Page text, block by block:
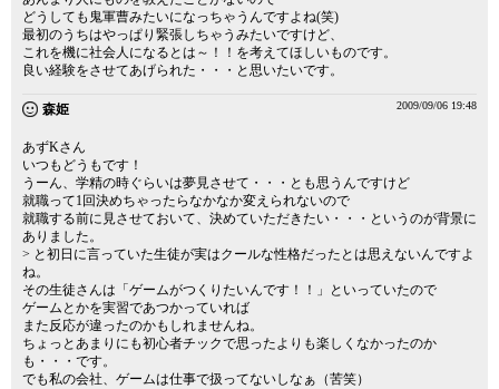
どうしても鬼軍曹みたいになっちゃうんですよね(笑)
最初のうちはやっぱり緊張しちゃうみたいですけど、
これを機に社会人になるとは～！！を考えてほしいものです。
良い経験をさせてあげられた・・・と思いたいです。
森姫 2009/09/06 19:48
あずKさん
いつもどうもです！
うーん、学精の時ぐらいは夢見させて・・・とも思うんですけど
就職って1回決めちゃったらなかなか変えられないので
就職する前に見させておいて、決めていただきたい・・・というのが背景に
ありました。
> と初日に言っていた生徒が実はクールな性格だったとは思えないんですよ
ね。
その生徒さんは「ゲームがつくりたいんです！！」といっていたので
ゲームとかを実習であつかっていれば
また反応が違ったのかもしれませんね。
ちょっとあまりにも初心者チックで思ったよりも楽しくなかったのか
も・・・です。
でも私の会社、ゲームは仕事で扱ってないしなぁ（苦笑）